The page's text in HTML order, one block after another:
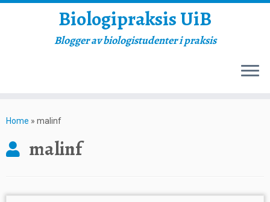
to
Biologipraksis UiB
Blogger av biologistudenter i praksis
Home » malinf
malinf